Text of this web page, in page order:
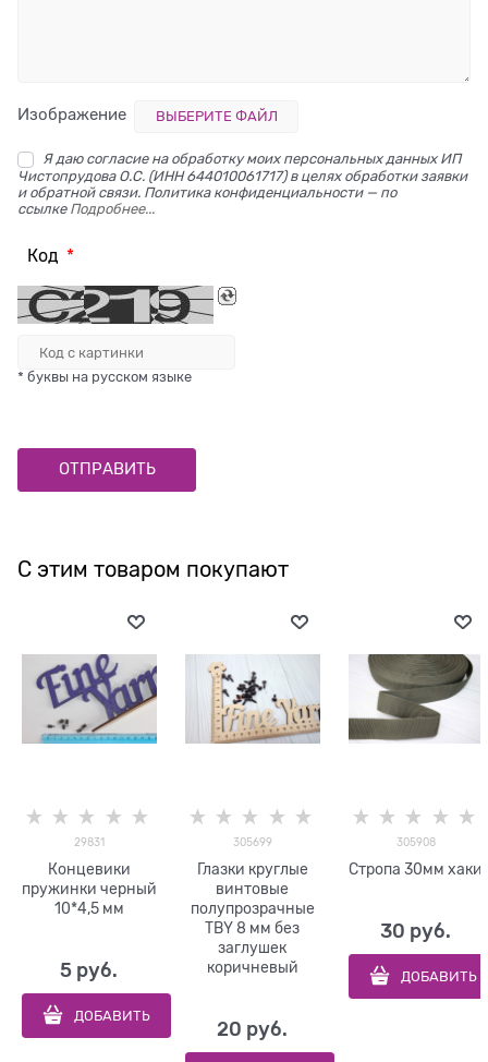
Изображение ВЫБЕРИТЕ ФАЙЛ
Я даю согласие на обработку моих персональных данных ИП
Чистопрудова О.С. (ИНН 644010061717) в целях обработки заявки
и обратной связи. Политика конфиденциальности — по
ссылке Подробнее...
Код
* буквы на русском языке
С этим товаром покупают
29831
Концевики
пружинки черный
10*4,5 мм
5 руб.
ДОБАВИТЬ
305699
Глазки круглые
винтовые
полупрозрачные
TBY 8 мм без
заглушек
коричневый
20 руб.
305908
Стропа 30мм хаки
30 руб.
ДОБАВИТЬ